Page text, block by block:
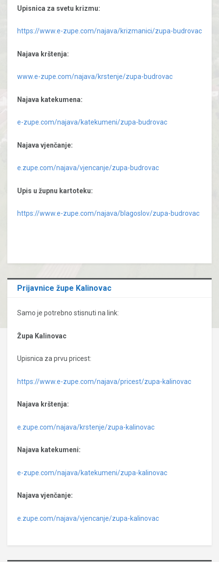
Upisnica za svetu krizmu:
https://www.e-zupe.com/najava/krizmanici/zupa-budrovac
Najava krštenja:
www.e-zupe.com/najava/krstenje/zupa-budrovac
Najava katekumena:
e-zupe.com/najava/katekumeni/zupa-budrovac
Najava vjenčanje:
e.zupe.com/najava/vjencanje/zupa-budrovac
Upis u župnu kartoteku:
https://www.e-zupe.com/najava/blagoslov/zupa-budrovac
Prijavnice župe Kalinovac
Samo je potrebno stisnuti na link:
Župa Kalinovac
Upisnica za prvu pricest:
https://www.e-zupe.com/najava/pricest/zupa-kalinovac
Najava krštenja:
e.zupe.com/najava/krstenje/zupa-kalinovac
Najava katekumeni:
e-zupe.com/najava/katekumeni/zupa-kalinovac
Najava vjenčanje:
e.zupe.com/najava/vjencanje/zupa-kalinovac